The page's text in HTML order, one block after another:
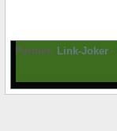
Partner: Link-Joker -